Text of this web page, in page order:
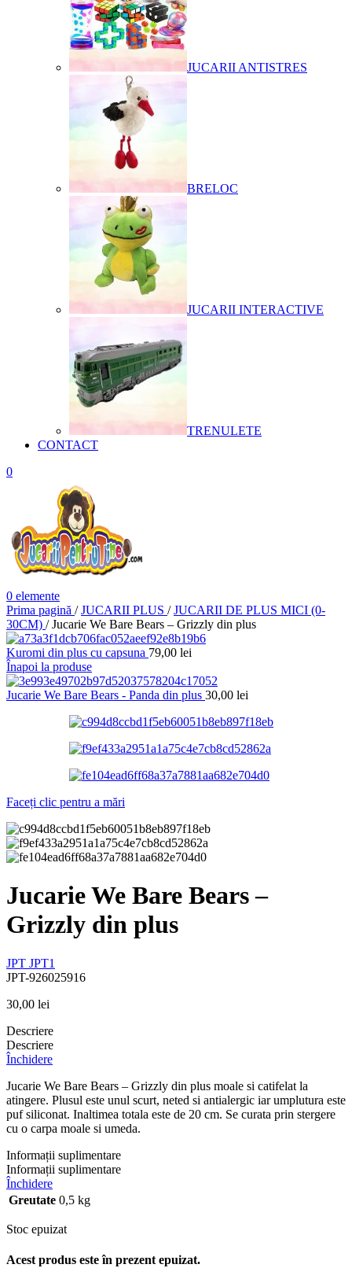
JUCARII ANTISTRES
BRELOC
JUCARII INTERACTIVE
TRENULETE
CONTACT
0
0 elemente
Prima pagină / JUCARII PLUS / JUCARII DE PLUS MICI (0-
30CM) / Jucarie We Bare Bears – Grizzly din plus
Kuromi din plus cu capsuna 79,00 lei
Înapoi la produse
Jucarie We Bare Bears - Panda din plus 30,00 lei
Faceți clic pentru a mări
Jucarie We Bare Bears –
Grizzly din plus
JPT JPT1
JPT-926025916
30,00 lei
Descriere
Descriere
Închidere
Jucarie We Bare Bears – Grizzly din plus moale si catifelat la
atingere. Plusul este unul scurt, neted si antialergic iar umplutura este
puf siliconat. Inaltimea totala este de 20 cm. Se curata prin stergere
cu o carpa moale si umeda.
Informații suplimentare
Informații suplimentare
Închidere
Greutate 0,5 kg
Stoc epuizat
Acest produs este în prezent epuizat.